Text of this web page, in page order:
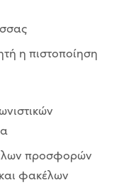
η πιστοποίηση
προσφορών
φακέλων